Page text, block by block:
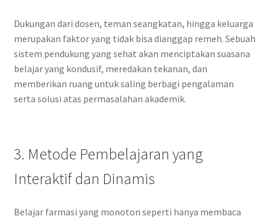
Dukungan dari dosen, teman seangkatan, hingga keluarga
merupakan faktor yang tidak bisa dianggap remeh. Sebuah
sistem pendukung yang sehat akan menciptakan suasana
belajar yang kondusif, meredakan tekanan, dan
memberikan ruang untuk saling berbagi pengalaman
serta solusi atas permasalahan akademik.
3. Metode Pembelajaran yang
Interaktif dan Dinamis
Belajar farmasi yang monoton seperti hanya membaca